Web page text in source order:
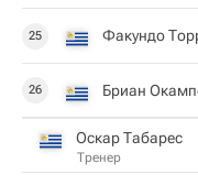
25 Факундо
26 Бриан
Оскар Табарес
Тренер